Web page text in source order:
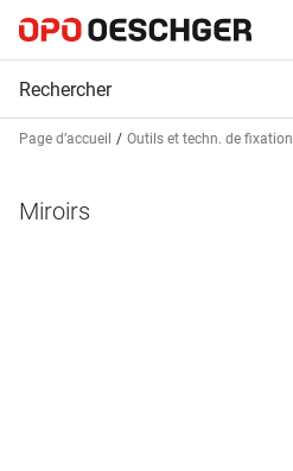
Page d’accueil Outils et techn. de fixation
Miroirs